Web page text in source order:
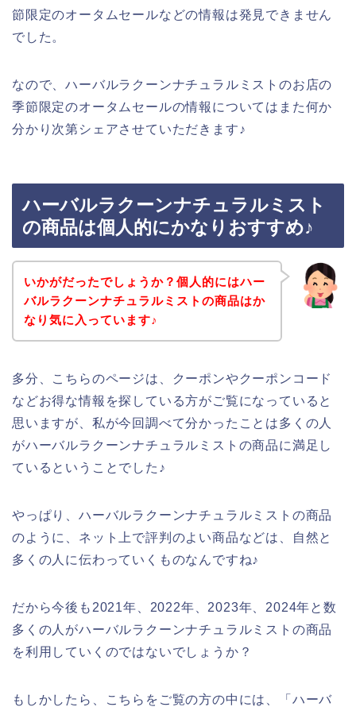
節限定のオータムセールなどの情報は発見できません
でした。
なので、ハーバルラクーンナチュラルミストのお店の
季節限定のオータムセールの情報についてはまた何か
分かり次第シェアさせていただきます♪
ハーバルラクーンナチュラルミスト
の商品は個人的にかなりおすすめ♪
いかがだったでしょうか？個人的にはハー
バルラクーンナチュラルミストの商品はか
なり気に入っています♪
多分、こちらのページは、クーポンやクーポンコード
などお得な情報を探している方がご覧になっていると
思いますが、私が今回調べて分かったことは多くの人
がハーバルラクーンナチュラルミストの商品に満足し
ているということでした♪
やっぱり、ハーバルラクーンナチュラルミストの商品
のように、ネット上で評判のよい商品などは、自然と
多くの人に伝わっていくものなんですね♪
だから今後も2021年、2022年、2023年、2024年と数
多くの人がハーバルラクーンナチュラルミストの商品
を利用していくのではないでしょうか？
もしかしたら、こちらをご覧の方の中には、「ハーバ